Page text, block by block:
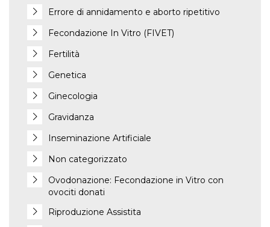
Errore di annidamento e aborto ripetitivo
Fecondazione In Vitro (FIVET)
Fertilità
Genetica
Ginecologia
Gravidanza
Inseminazione Artificiale
Non categorizzato
Ovodonazione: Fecondazione in Vitro con
ovociti donati
Riproduzione Assistita